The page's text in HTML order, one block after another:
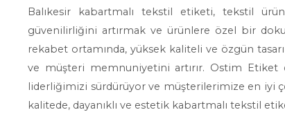
Balıkesir kabartmalı tekstil etiketi, tekstil
güvenilirliğini artırmak ve ürünlere özel bir
rekabet ortamında, yüksek kaliteli ve özgün
ve müşteri memnuniyetini artırır. Ostim Etiket
liderliğimizi sürdürüyor ve müşterilerimize en iyi
kalitede, dayanıklı ve estetik kabartmalı tekstil